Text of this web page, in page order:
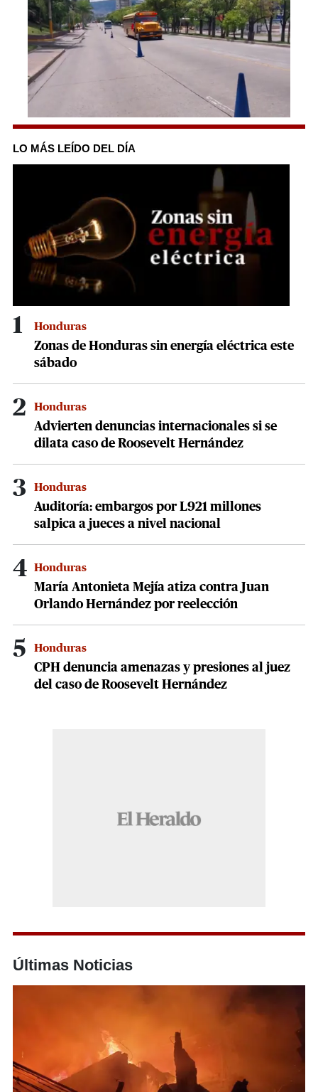
0
1
minute,
10
LO MÁS LEÍDO DEL DÍA
1 Honduras
Zonas de Honduras sin energía eléctrica este
sábado
2 Honduras
Advierten denuncias internacionales si se
dilata caso de Roosevelt Hernández
3 Honduras
Auditoría: embargos por L921 millones
salpica a jueces a nivel nacional
4 Honduras
María Antonieta Mejía atiza contra Juan
Orlando Hernández por reelección
5 Honduras
CPH denuncia amenazas y presiones al juez
del caso de Roosevelt Hernández
Últimas Noticias